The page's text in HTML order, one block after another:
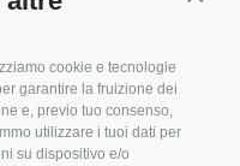
cookie e tecnologie
garantire la fruizione dei
e, previo tuo consenso,
utilizzare i tuoi dati per
su dispositivo e/o